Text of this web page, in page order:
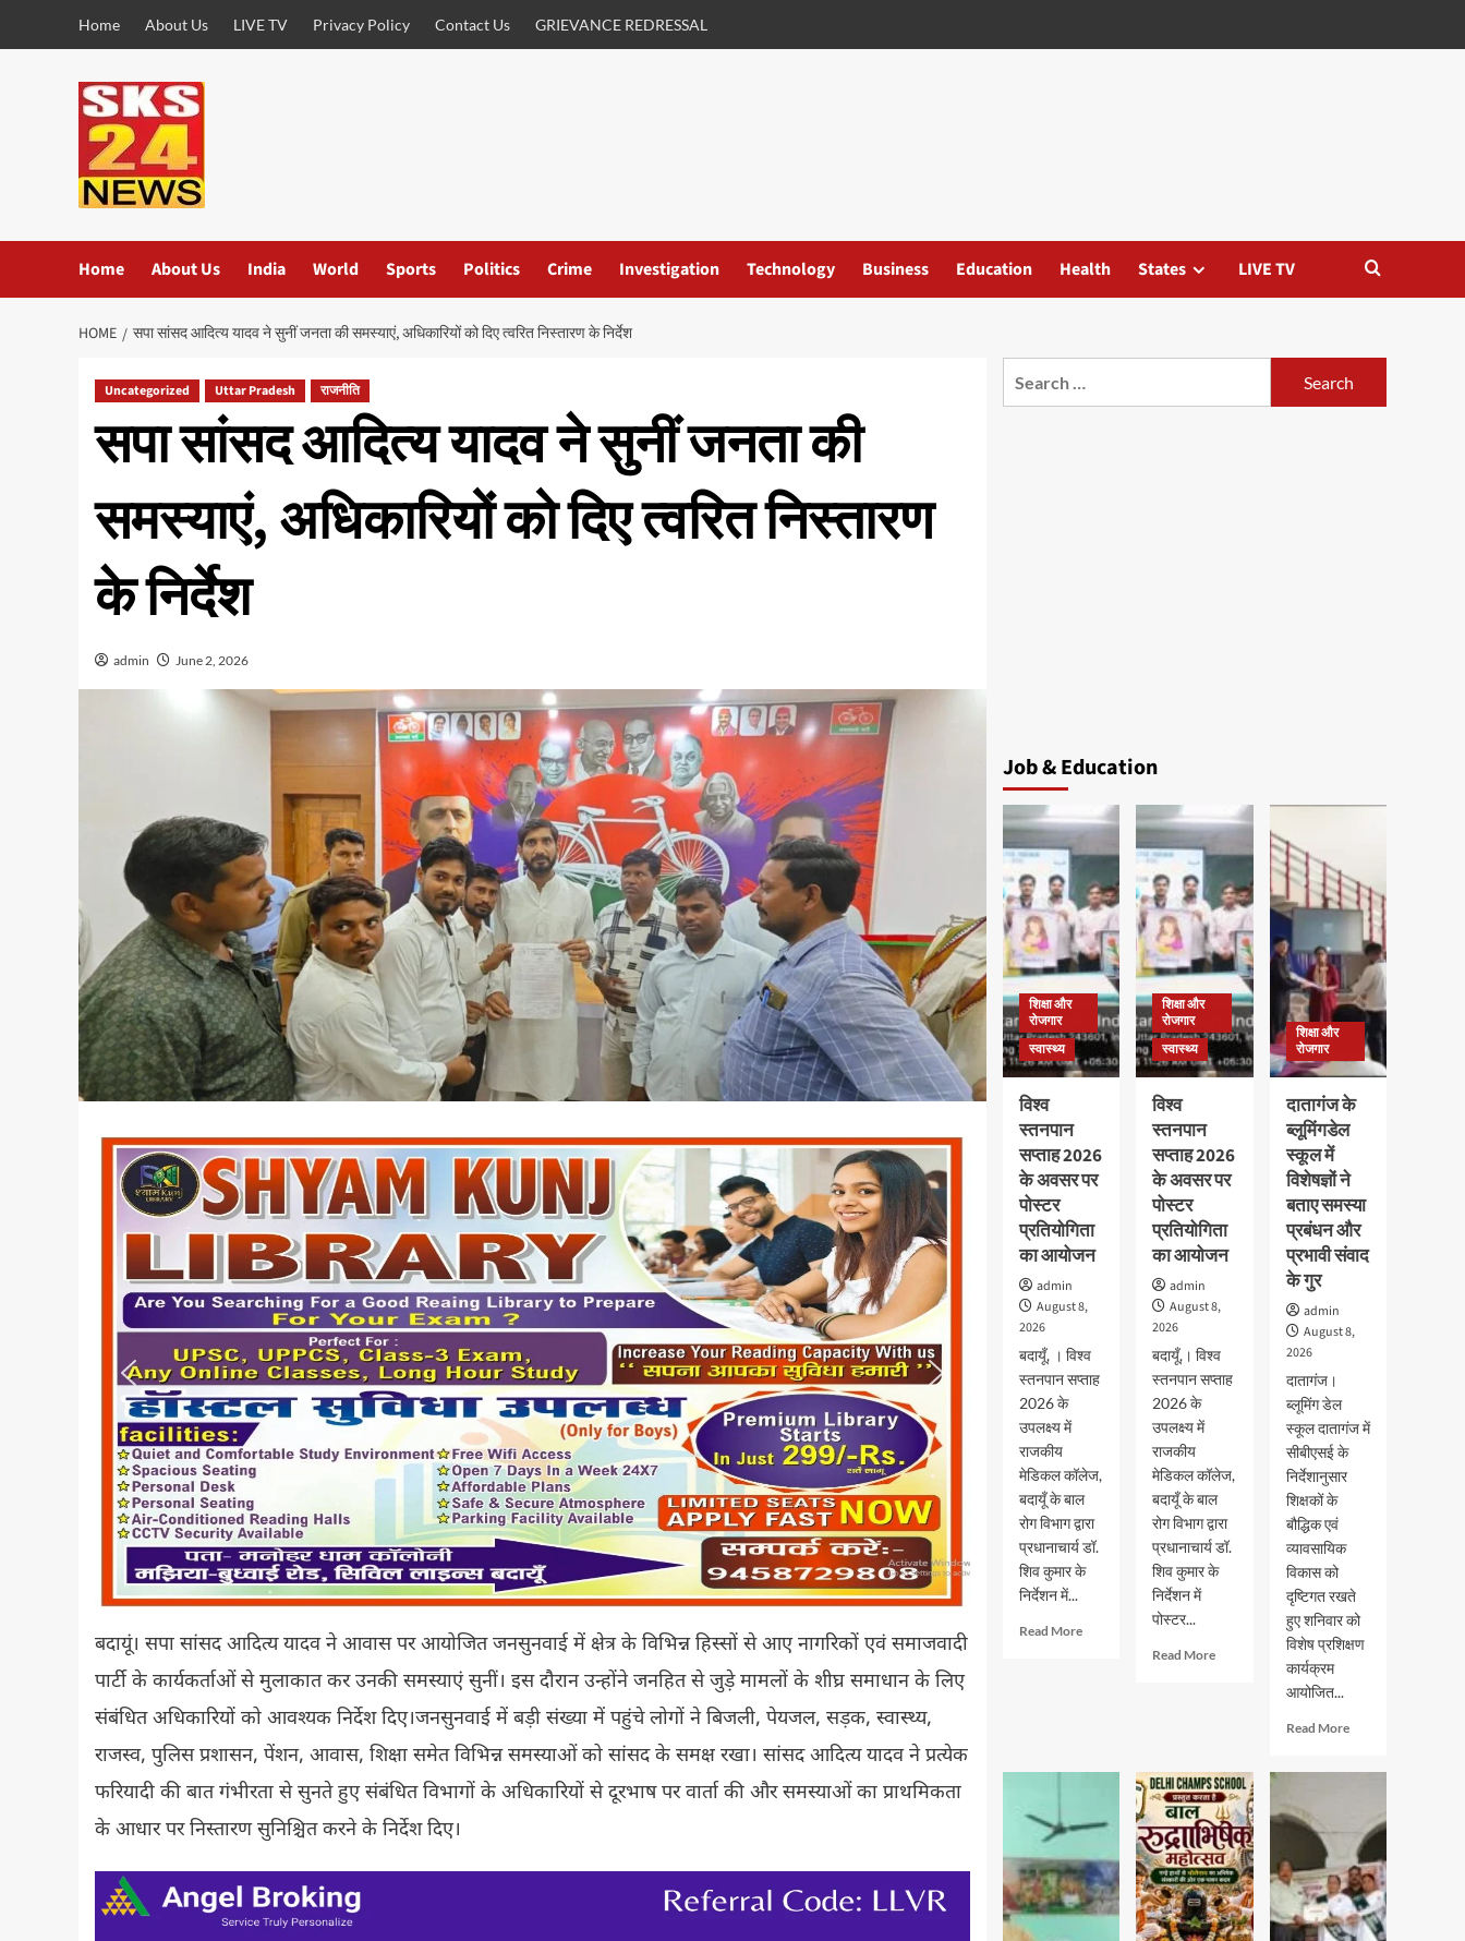
Home About Us LIVE TV Privacy Policy Contact Us GRIEVANCE REDRESSAL
Home About Us India World Sports Politics Crime Investigation Technology Business Education Health States LIVE TV
HOME सपा सांसद आदित्य यादव ने सुनीं जनता की समस्याएं, अधिकारियों को दिए त्वरित निस्तारण के निर्देश
Uncategorized Uttar Pradesh राजनीति
सपा सांसद आदित्य यादव ने सुनीं जनता की
समस्याएं, अधिकारियों को दिए त्वरित निस्तारण
के निर्देश
admin June 2, 2026
बदायूं। सपा सांसद आदित्य यादव ने आवास पर आयोजित जनसुनवाई में क्षेत्र के विभिन्न हिस्सों से आए नागरिकों एवं समाजवादी
पार्टी के कार्यकर्ताओं से मुलाकात कर उनकी समस्याएं सुनीं। इस दौरान उन्होंने जनहित से जुड़े मामलों के शीघ्र समाधान के लिए
संबंधित अधिकारियों को आवश्यक निर्देश दिए।जनसुनवाई में बड़ी संख्या में पहुंचे लोगों ने बिजली, पेयजल, सड़क, स्वास्थ्य,
राजस्व, पुलिस प्रशासन, पेंशन, आवास, शिक्षा समेत विभिन्न समस्याओं को सांसद के समक्ष रखा। सांसद आदित्य यादव ने प्रत्येक
फरियादी की बात गंभीरता से सुनते हुए संबंधित विभागों के अधिकारियों से दूरभाष पर वार्ता की और समस्याओं का प्राथमिकता
के आधार पर निस्तारण सुनिश्चित करने के निर्देश दिए।
Job & Education
शिक्षा और
रोजगार
स्वास्थ्य
विश्व
स्तनपान
सप्ताह 2026
के अवसर पर
पोस्टर
प्रतियोगिता
का आयोजन
admin
August 8,
2026
बदायूँ, । विश्व
स्तनपान सप्ताह
2026 के
उपलक्ष्य में
राजकीय
मेडिकल कॉलेज,
बदायूँ के बाल
रोग विभाग द्वारा
प्रधानाचार्य डॉ.
शिव कुमार के
निर्देशन में...
Read MoreRead
के
पोस्टर
प्रतियोगिता
का
आयोजन
शिक्षा और
रोजगार
स्वास्थ्य
विश्व
स्तनपान
सप्ताह 2026
के अवसर पर
पोस्टर
प्रतियोगिता
का आयोजन
admin
August 8,
2026
बदायूँ,। विश्व
स्तनपान सप्ताह
2026 के
उपलक्ष्य में
राजकीय
मेडिकल कॉलेज,
बदायूँ के बाल
रोग विभाग द्वारा
प्रधानाचार्य डॉ.
शिव कुमार के
निर्देशन में
पोस्टर...
Read MoreRead
2026
के
अवसर
पर
पोस्टर
प्रतियोगिता
का
आयोजन
शिक्षा और
रोजगार
दातागंज के
ब्लूमिंगडेल
स्कूल में
विशेषज्ञों ने
बताए समस्या
प्रबंधन और
प्रभावी संवाद
के गुर
admin
August 8,
2026
दातागंज।
ब्लूमिंग डेल
स्कूल दातागंज में
सीबीएसई के
निर्देशानुसार
शिक्षकों के
बौद्धिक एवं
व्यावसायिक
विकास को
दृष्टिगत रखते
हुए शनिवार को
विशेष प्रशिक्षण
कार्यक्रम
आयोजित...
Read MoreRead
ब्लूमिंगडेल
स्कूल
में
विशेषज्ञों
ने
बताए